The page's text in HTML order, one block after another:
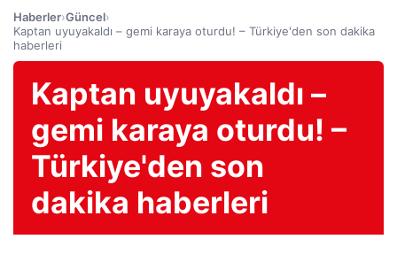
Haberler›Güncel›
Kaptan uyuyakaldı – gemi karaya oturdu! – Türkiye'den son dakika
haberleri
Kaptan uyuyakaldı –
gemi karaya oturdu! –
Türkiye'den son
dakika haberleri